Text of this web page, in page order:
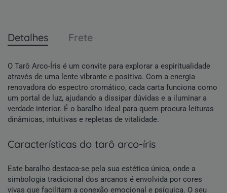
Detalhes Frete
O Tarô Arco-Íris é um convite para explorar a espiritualidade
através de uma lente vibrante e positiva. Com a energia
renovadora do espectro cromático, cada carta funciona como
um portal de luz, ajudando a dissipar dúvidas e a iluminar a
verdade interior. É o baralho ideal para quem procura leituras
dinâmicas, intuitivas e repletas de vitalidade.
características do tarô arco-íris
Este baralho destaca-se pela sua estética única, onde a
simbologia tradicional dos arcanos é envolvida por cores
vivas que facilitam a conexão emocional e psíquica. O seu